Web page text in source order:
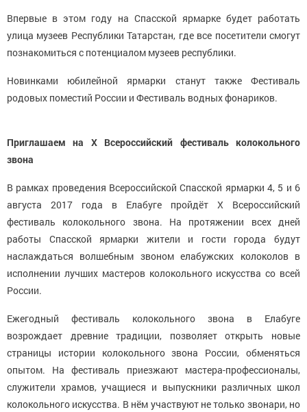
Впервые в этом году на Спасской ярмарке будет работать
улица музеев Республики Татарстан, где все посетители смогут
познакомиться с потенциалом музеев республики.
Новинками юбилейной ярмарки станут также Фестиваль
родовых поместий России и Фестиваль водных фонариков.
Приглашаем на X Всероссийский фестиваль колокольного
звона
В рамках проведения Всероссийской Спасской ярмарки 4, 5 и 6
августа 2017 года в Елабуге пройдёт X Всероссийский
фестиваль колокольного звона. На протяжении всех дней
работы Спасской ярмарки жители и гости города будут
наслаждаться волшебным звоном елабужских колоколов в
исполнении лучших мастеров колокольного искусства со всей
России.
Ежегодный фестиваль колокольного звона в Елабуге
возрождает древние традиции, позволяет открыть новые
страницы истории колокольного звона России, обменяться
опытом. На фестиваль приезжают мастера-профессионалы,
служители храмов, учащиеся и выпускники различных школ
колокольного искусства. В нём участвуют не только звонари, но